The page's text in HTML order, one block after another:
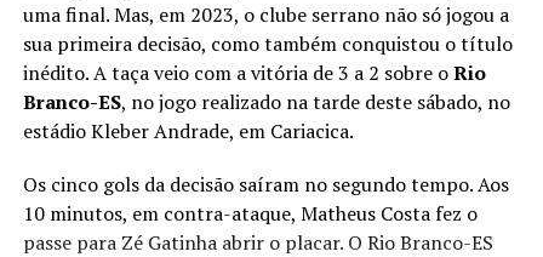
uma final. Mas, em 2023, o clube serrano não só jogou a
sua primeira decisão, como também conquistou o título
inédito. A taça veio com a vitória de 3 a 2 sobre oRio
Branco-ES, no jogo realizado na tarde deste sábado, no
estádio Kleber Andrade, em Cariacica.
Os cinco gols da decisão saíram no segundo tempo. Aos
10 minutos, em contra-ataque, Matheus Costa fez o
passe para Zé Gatinha abrir o placar. O Rio Branco-ES